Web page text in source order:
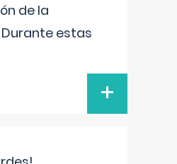
de la
estas
+